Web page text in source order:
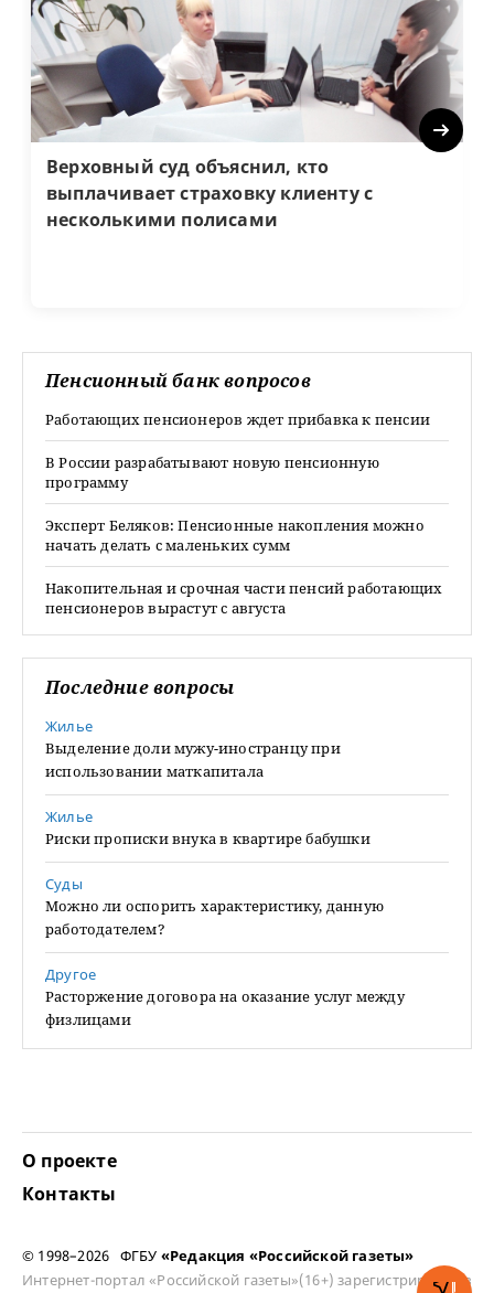
Верховный суд объяснил, кто
выплачивает страховку клиенту с
несколькими полисами
Next
Пенсионный банк вопросов
Работающих пенсионеров ждет прибавка к пенсии
В России разрабатывают новую пенсионную
программу
Эксперт Беляков: Пенсионные накопления можно
начать делать с маленьких сумм
Накопительная и срочная части пенсий работающих
пенсионеров вырастут с августа
Последние вопросы
Жилье
Выделение доли мужу-иностранцу при
использовании маткапитала
Жилье
Риски прописки внука в квартире бабушки
Суды
Можно ли оспорить характеристику, данную
работодателем?
Другое
Расторжение договора на оказание услуг между
физлицами
О проекте
Контакты
© 1998–2026 ФГБУ «Редакция «Российской газеты»
Интернет-портал «Российской газеты»(16+) зарегистрирован в